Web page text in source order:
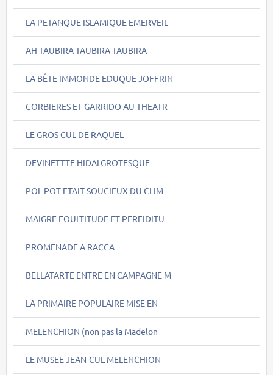
LA PETANQUE ISLAMIQUE EMERVEIL
AH TAUBIRA TAUBIRA TAUBIRA
LA BÊTE IMMONDE EDUQUE JOFFRIN
CORBIERES ET GARRIDO AU THEATR
LE GROS CUL DE RAQUEL
DEVINETTTE HIDALGROTESQUE
POL POT ETAIT SOUCIEUX DU CLIM
MAIGRE FOULTITUDE ET PERFIDITU
PROMENADE A RACCA
BELLATARTE ENTRE EN CAMPAGNE M
LA PRIMAIRE POPULAIRE MISE EN
MELENCHION (non pas la Madelon
LE MUSEE JEAN-CUL MELENCHION